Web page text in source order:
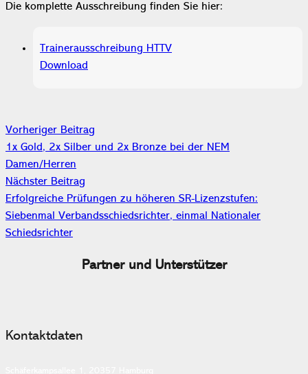
Die komplette Ausschreibung finden Sie hier:
Trainerausschreibung HTTV
Download
Vorheriger Beitrag
1x Gold, 2x Silber und 2x Bronze bei der NEM
Damen/Herren
Nächster Beitrag
Erfolgreiche Prüfungen zu höheren SR-Lizenzstufen:
Siebenmal Verbandsschiedsrichter, einmal Nationaler
Schiedsrichter
Partner und Unterstützer
Kontaktdaten